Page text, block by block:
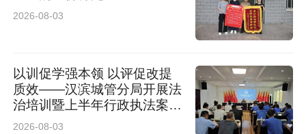
2026-08-03
以训促学强本领 以评促改提
质效——汉滨城管分局开展法
治培训暨上半年行政执法案卷
评查工作
2026-08-03